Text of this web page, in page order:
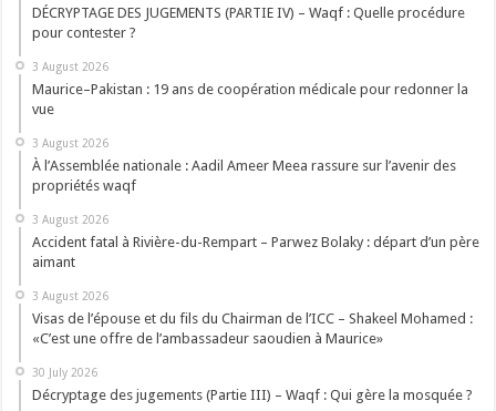
DÉCRYPTAGE DES JUGEMENTS (PARTIE IV) – Waqf : Quelle procédure
pour contester ?
3 August 2026
Maurice–Pakistan : 19 ans de coopération médicale pour redonner la
vue
3 August 2026
À l’Assemblée nationale : Aadil Ameer Meea rassure sur l’avenir des
propriétés waqf
3 August 2026
Accident fatal à Rivière-du-Rempart – Parwez Bolaky : départ d’un père
aimant
3 August 2026
Visas de l’épouse et du fils du Chairman de l’ICC – Shakeel Mohamed :
«C’est une offre de l’ambassadeur saoudien à Maurice»
30 July 2026
Décryptage des jugements (Partie III) – Waqf : Qui gère la mosquée ?